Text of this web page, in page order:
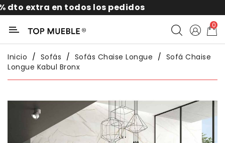
en todos los pedidos
Categoría
Packs
Exterior
0
Inicio Sofás Sofás Chaise Longue
Sofá Chaise
Longue Kabul Bronx